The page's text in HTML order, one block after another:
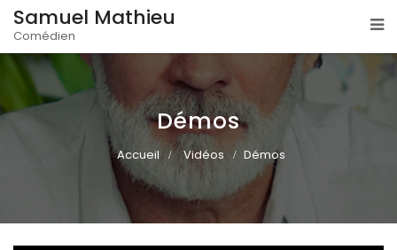
Démos
Accueil Vidéos Démos
Samuel Mathieu
Comédien